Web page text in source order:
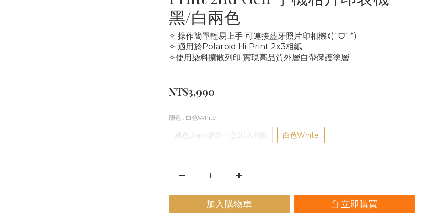
黑/白兩色
✧ 操作簡單輕易上手 可連接藍牙照片印相機ꉂ(ˊᗜˋ*)
✧ 適用於Polaroid Hi Print 2x3相紙
✧使用染料擴散列印 實現高品質外層自帶保護塗層
NT$3,990
顏色 : 白色White
黑色Black贈送一盒20入相紙 白色White
加入購物車 立即購買